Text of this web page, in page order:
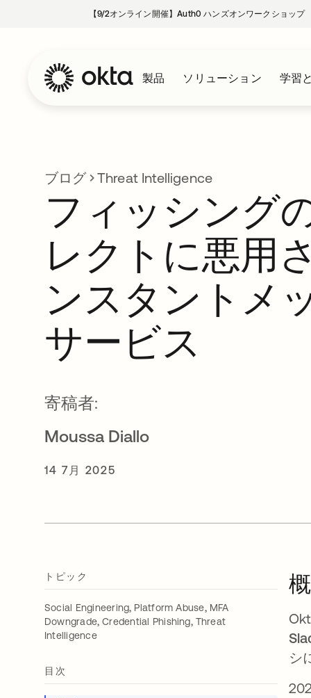
【9/2オンライン開催】Auth0 ハンズオンワークショップ
製品 ソリューション 学習
ブログ Threat Intelligence
フィッシング
レクトに悪用
ンスタントメ
サービス
寄稿者:
Moussa Diallo
14 7月 2025
トピック
Social Engineering, Platform Abuse, MFA
Downgrade,Credential Phishing, Threat
Intelligence
目次
シ